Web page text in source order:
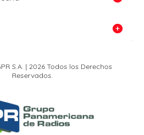
S.A. | 2026 Todos los Derechos
Reservados.